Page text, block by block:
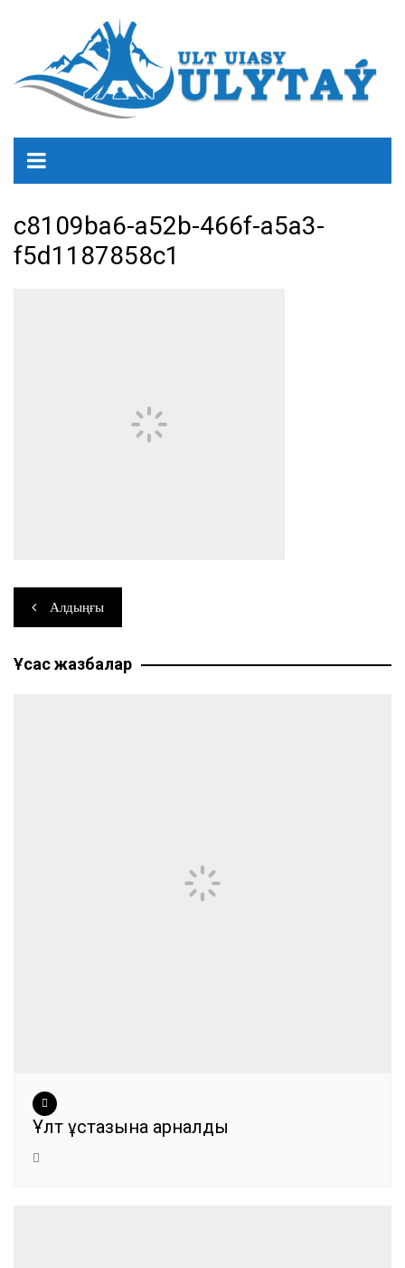
c8109ba6-a52b-466f-a5a3-
f5d1187858c1
Навигация
по
записям
Алдыңғы
Ұқсас жазбалар
Ұлт ұстазына арналды